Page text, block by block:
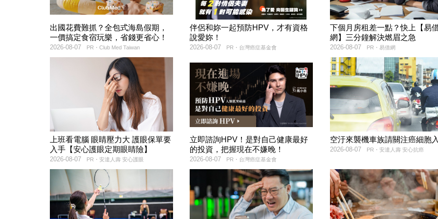
出國花費難抓？全包式海島假期，
一價搞定食宿玩樂，省錢更省心！
PR・Club Med Taiwan
2026-08-07
伴侶和妳一起預防HPV，才有資格
說愛妳！
PR・台灣癌症基金會
2026-08-07
下個月房租差一點？快上【易
網】三分鐘解決燃眉之急
PR・易借網
2026-08-07
上班看電腦 眼睛壓力大 護眼保單要
入手【安心護眼定期眼睛險】
PR・安達人壽 安心護眼
2026-08-07
立即諮詢HPV！是對自己健康最好
的投資，把握現在不嫌晚！
PR・台灣癌症基金會
2026-08-07
空汙來襲機車族請關注癌細胞
PR・安達人壽 安心抗癌
2026-08-07